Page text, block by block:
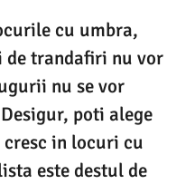
cu umbra,
de trandafiri nu vor
nu se vor
poti alege
in locuri cu
este destul de